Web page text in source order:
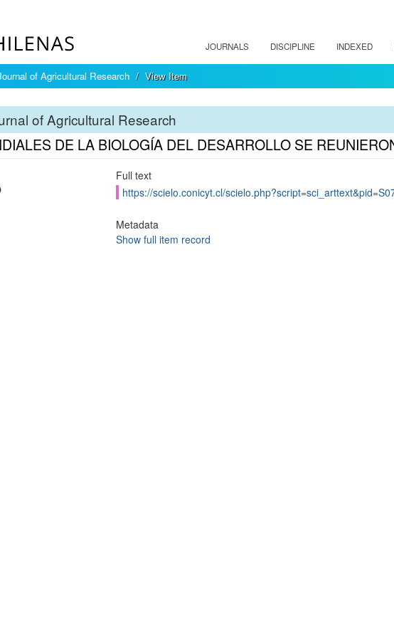
JOURNALS DISCIPLINE INDEXED
of Agricultural Research View Item
of Agricultural Research
DE LA BIOLOGÍA DEL DESARROLLO SE
Full text
https://scielo.conicyt.cl/
Metadata
Show full item record